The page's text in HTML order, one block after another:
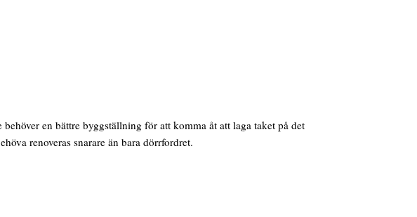
en bättre byggställning för att komma åt att laga taket på det
renoveras snarare än bara dörrfordret.